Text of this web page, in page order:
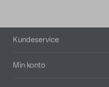
Bunntekst
Kundeservice
Min konto